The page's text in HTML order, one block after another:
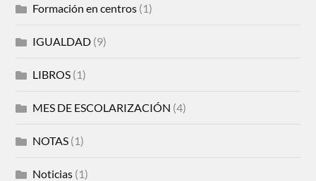
Formación en centros (1)
IGUALDAD (9)
LIBROS (1)
MES DE ESCOLARIZACIÓN (4)
NOTAS (1)
Noticias (1)